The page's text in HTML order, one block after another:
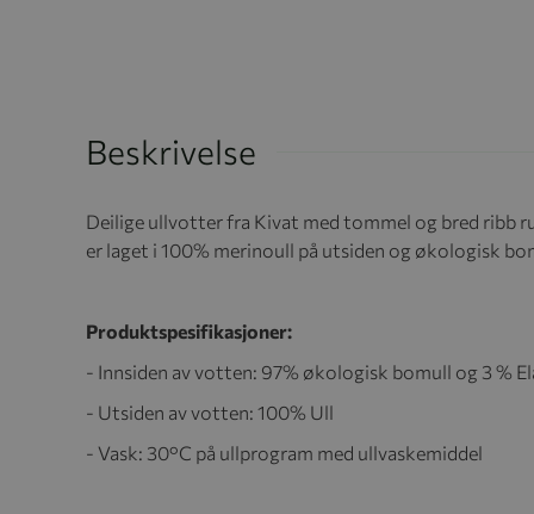
Beskrivelse
Deilige ullvotter fra Kivat med tommel og bred ribb
er laget i 100% merinoull på utsiden og økologisk
Produktspesifikasjoner:
- Innsiden av votten: 97% økologisk bomull og 3 %
- Utsiden av votten: 100% Ull
- Vask: 30°C på ullprogram med ullvaskemiddel